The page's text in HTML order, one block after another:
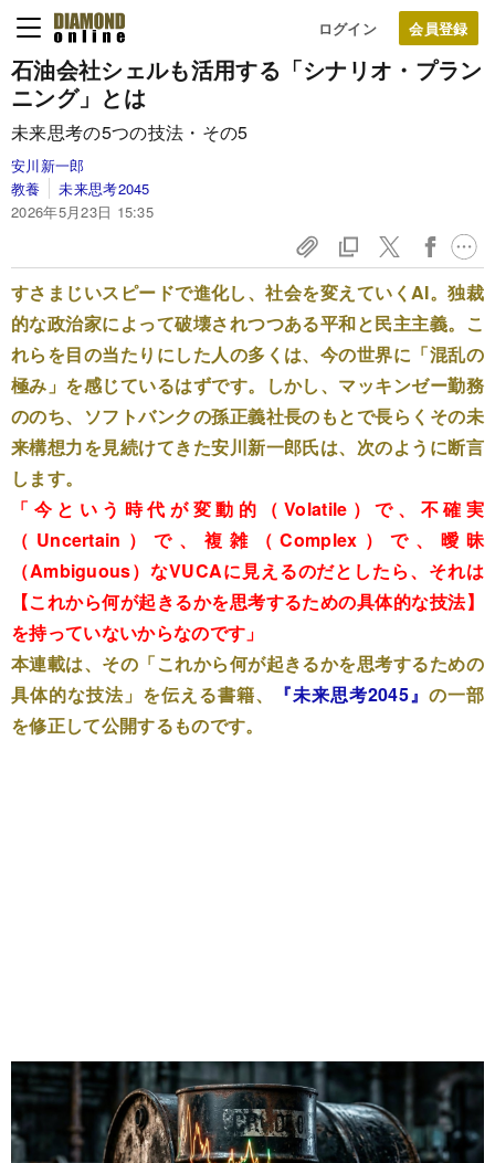
ログイン
石油会社シェルも活用する「シナリオ・プラン
ニング」とは
未来思考の5つの技法・その5
安川新一郎
教養
未来思考2045
2026年5月23日 15:35
すさまじいスピードで進化し、社会を変えていくAI。独裁
的な政治家によって破壊されつつある平和と民主主義。こ
れらを目の当たりにした人の多くは、今の世界に「混乱の
極み」を感じているはずです。しかし、マッキンゼー勤務
ののち、ソフトバンクの孫正義社長のもとで長らくその未
来構想力を見続けてきた安川新一郎氏は、次のように断言
します。
「今という時代が変動的（Volatile）で、不確実
（Uncertain）で、複雑（Complex）で、曖昧
（Ambiguous）なVUCAに見えるのだとしたら、それは
【これから何が起きるかを思考するための具体的な技法】
を持っていないからなのです」
本連載は、その「これから何が起きるかを思考するための
具体的な技法」を伝える書籍、
『未来思考2045』 の一部
を修正して公開するものです。